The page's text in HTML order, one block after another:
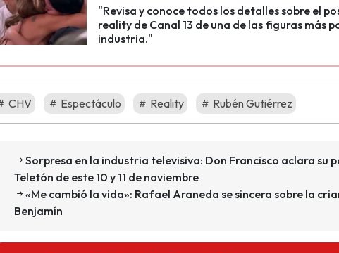
"Revisa y conoce todos los detalles sobre el
reality de Canal 13 de una de las figuras más
industria."
CHV Espectáculo Reality Rubén Gutiérrez
Sorpresa en la industria televisiva: Don Francisco aclara su
Teletón de este 10 y 11 de noviembre
«Me cambió la vida»: Rafael Araneda se sincera sobre la
Benjamín